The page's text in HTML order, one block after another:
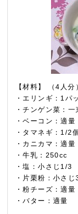
【材料】 （4人分
・エリンギ：1パ
・チンゲン菜：一
・ベーコン：適量
・タマネギ：1/2
・カニカマ：適量
・牛乳：250cc
・塩：小さじ1/3
・片栗粉：小さじ
・粉チーズ：適量
・バター：適量